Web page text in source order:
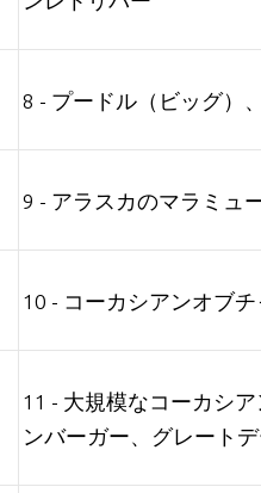
8 - プードル（ビッグ）
9 - アラスカのマラミュ
10 - コーカシアンオブチ
11 - 大規模なコーカシ
ンバーガー、グレート